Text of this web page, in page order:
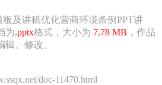
板及讲稿优化营商环境条例PPT讲
为.pptx格式，大小为 7.78 MB ，作品
、修改。
doc-11470.html